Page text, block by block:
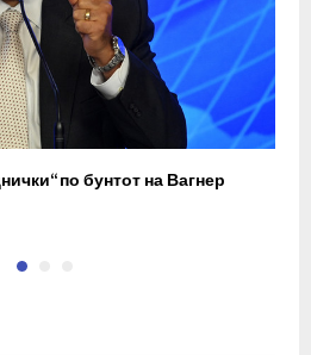
по бунтот на Вагнер